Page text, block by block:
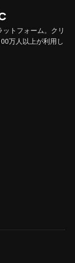
トフォーム。クリ
万人以上が利用し